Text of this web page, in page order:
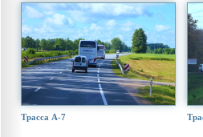
Трасса А-7